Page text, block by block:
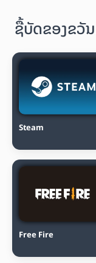
ຊື້ບັດຂອງຂວັ
Steam
Free Fire